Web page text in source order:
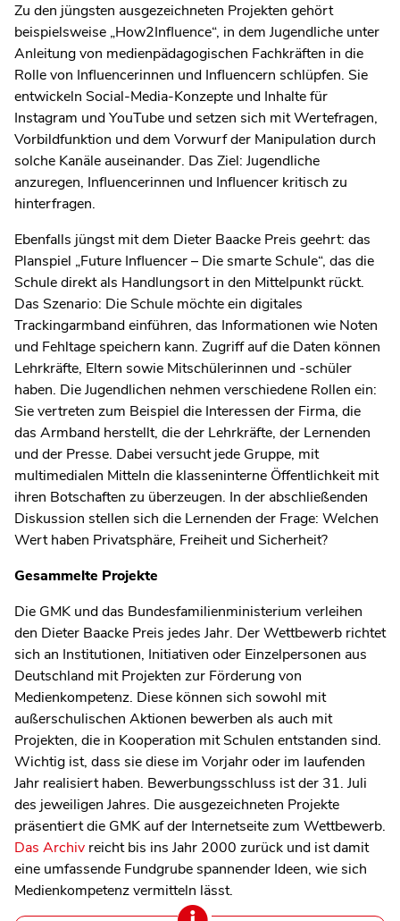
Zu den jüngsten ausgezeichneten Projekten gehört
beispielsweise „How2Influence“, in dem Jugendliche unter
Anleitung von medienpädagogischen Fachkräften in die
Rolle von Influencerinnen und Influencern schlüpfen. Sie
entwickeln Social-Media-Konzepte und Inhalte für
Instagram und YouTube und setzen sich mit Wertefragen,
Vorbildfunktion und dem Vorwurf der Manipulation durch
solche Kanäle auseinander. Das Ziel: Jugendliche
anzuregen, Influencerinnen und Influencer kritisch zu
hinterfragen.
Ebenfalls jüngst mit dem Dieter Baacke Preis geehrt: das
Planspiel „Future Influencer – Die smarte Schule“, das die
Schule direkt als Handlungsort in den Mittelpunkt rückt.
Das Szenario: Die Schule möchte ein digitales
Trackingarmband einführen, das Informationen wie Noten
und Fehltage speichern kann. Zugriff auf die Daten können
Lehrkräfte, Eltern sowie Mitschülerinnen und -schüler
haben. Die Jugendlichen nehmen verschiedene Rollen ein:
Sie vertreten zum Beispiel die Interessen der Firma, die
das Armband herstellt, die der Lehrkräfte, der Lernenden
und der Presse. Dabei versucht jede Gruppe, mit
multimedialen Mitteln die klasseninterne Öffentlichkeit mit
ihren Botschaften zu überzeugen. In der abschließenden
Diskussion stellen sich die Lernenden der Frage: Welchen
Wert haben Privatsphäre, Freiheit und Sicherheit?
Gesammelte Projekte
Die GMK und das Bundesfamilienministerium verleihen
den Dieter Baacke Preis jedes Jahr. Der Wettbewerb richtet
sich an Institutionen, Initiativen oder Einzelpersonen aus
Deutschland mit Projekten zur Förderung von
Medienkompetenz. Diese können sich sowohl mit
außerschulischen Aktionen bewerben als auch mit
Projekten, die in Kooperation mit Schulen entstanden sind.
Wichtig ist, dass sie diese im Vorjahr oder im laufenden
Jahr realisiert haben. Bewerbungsschluss ist der 31. Juli
des jeweiligen Jahres. Die ausgezeichneten Projekte
präsentiert die GMK auf der Internetseite zum Wettbewerb.
Das Archiv reicht bis ins Jahr 2000 zurück und ist damit
eine umfassende Fundgrube spannender Ideen, wie sich
Medienkompetenz vermitteln lässt.